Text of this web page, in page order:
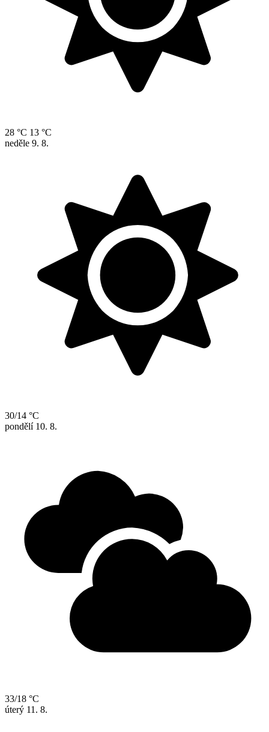
28 °C 13 °C
neděle 9. 8.
30/14 °C
pondělí 10. 8.
33/18 °C
úterý 11. 8.